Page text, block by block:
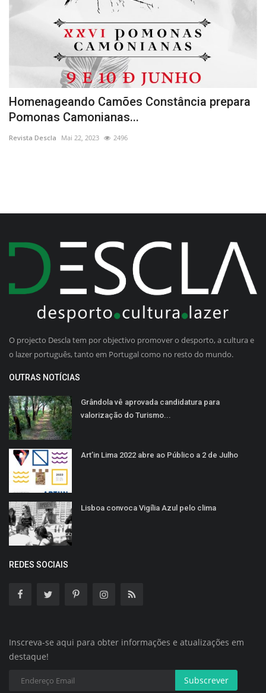
Homenageando Camões Constância prepara
Pomonas Camonianas...
Revista Descla Mai 22, 2023 2496
O projecto Descla tem por objectivo promover o desporto, a cultura e
o lazer português, tanto em Portugal como no resto do mundo.
OUTRAS NOTÍCIAS
Grândola vê aprovada candidatura para
valorização do Turismo...
Art’in Lima 2022 abre ao Público a 2 de Julho
Lisboa convoca Vigília Azul pelo clima
REDES SOCIAIS
Inscreva-se aqui para obter informações e atualizações em
destaque!
Subscrever